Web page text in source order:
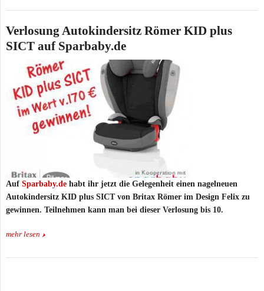
Verlosung Autokindersitz Römer KID plus
SICT auf Sparbaby.de
Auf Sparbaby.de habt ihr jetzt die Gelegenheit einen nagelneuen
Autokindersitz KID plus SICT von Britax Römer im Design Felix zu
gewinnen. Teilnehmen kann man bei dieser Verlosung bis 10.
mehr lesen